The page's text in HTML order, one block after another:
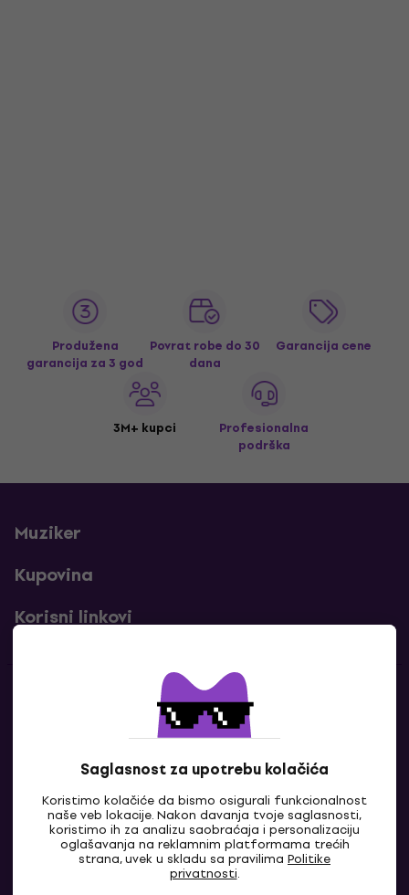
Saglasnost za upotrebu kolačića
Koristimo kolačiće da bismo osigurali funkcionalnost
naše veb lokacije. Nakon davanja tvoje saglasnosti,
koristimo ih za analizu saobraćaja i personalizaciju
oglašavanja na reklamnim platformama trećih
strana, uvek u skladu sa pravilima Politike
privatnosti.
Produžena
garancija za 3 god
Povrat robe do 30
dana
Garancija cene
3M+ kupci
Profesionalna
podrška
Muziker
Kupovina
Korisni linkovi
Kontakti
Kontaktiraj nas